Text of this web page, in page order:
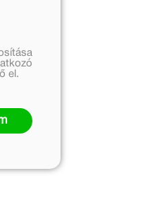
el.